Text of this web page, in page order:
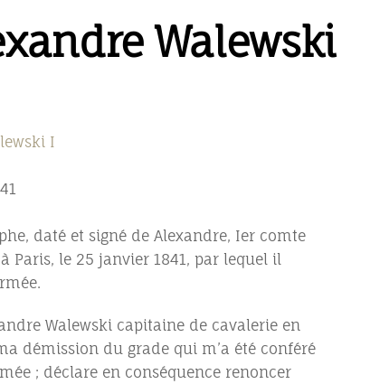
Walewski
I
daté et signé de Alexandre, Ier comte
Paris, le 25 janvier 1841, par lequel il
Walewski capitaine de cavalerie en
démission du grade qui m’a été conféré
; déclare en conséquence renoncer